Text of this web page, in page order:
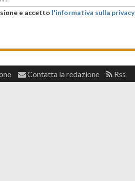
e accetto l'informativa sulla privacy
Contatta la redazione Rss